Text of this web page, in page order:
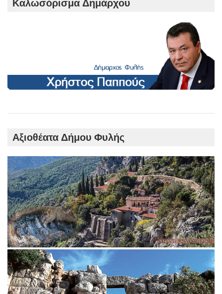
Καλωσόρισμα Δημάρχου
Αξιοθέατα Δήμου Φυλής